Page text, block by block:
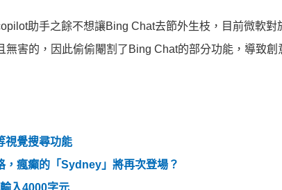
助手之餘不想讓Bing Chat去節外生枝，目前微軟對
害的，因此偷偷閹割了Bing Chat的部分功能，導致創
視覺搜尋功能
瘋癲的「Sydney」將再次登場？